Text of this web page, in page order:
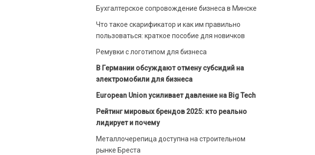
Бухгалтерское сопровождение бизнеса в Минске
Что такое скарификатор и как им правильно
пользоваться: краткое пособие для новичков
Ремувки с логотипом для бизнеса
В Германии обсуждают отмену субсидий на
электромобили для бизнеса
European Union усиливает давление на Big Tech
Рейтинг мировых брендов 2025: кто реально
лидирует и почему
Металлочерепица доступна на строительном
рынке Бреста